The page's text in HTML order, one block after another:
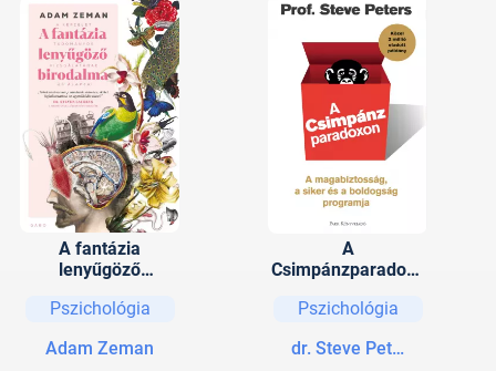
A fantázia
lenyűgöző
Pszichológia
Adam Zeman
A
Csimpánzparadoxo
Pszichológia
dr. Steve Peters